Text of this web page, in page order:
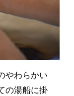
やわらかい
の湯船に掛